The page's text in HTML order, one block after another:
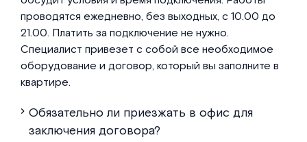
проводятся ежедневно, без выходных, с 10.00 до
21.00. Платить за подключение не нужно.
Специалист привезет с собой все необходимое
оборудование и договор, который вы заполните в
квартире.
Обязательно ли приезжать в офис для
заключения договора?